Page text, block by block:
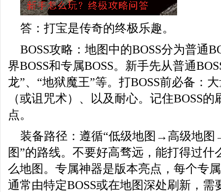
答：打宝是传奇的终极乐趣。
BOSS攻略：地图中的BOSS分为普通
界BOSS和专属BOSS。新手先从普通
龙”、“地狱魔王”等。打BOSS前必备：
（或诅咒术）、以及耐心。记住BOSS
点。
装备路径：遵循“低级地图→高级地
图”的路线。不要好高骛远，能打得过什
么地图。专属神器是版本亮点，每个专
通常由特定BOSS或在地图深处刷新，需